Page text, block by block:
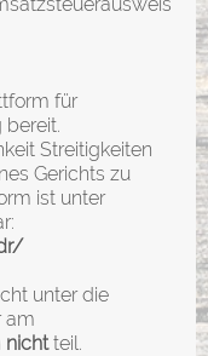
für
Streitigkeiten
Gerichts zu
ist unter
unter die
am
nichtteil.